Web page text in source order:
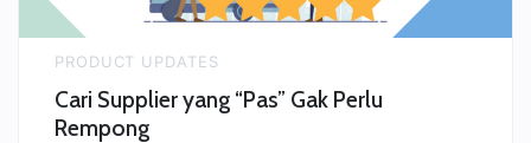
PRODUCT UPDATES
Cari Supplier yang “Pas” Gak Perlu
Rempong